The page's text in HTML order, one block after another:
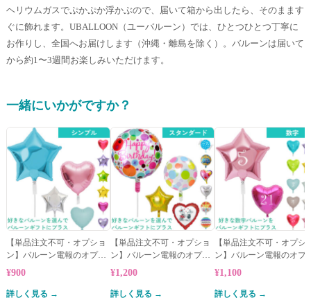
ヘリウムガスでぷかぷか浮かぶので、届いて箱から出したら、そのまます
ぐに飾れます。UBALLOON（ユーバルーン）では、ひとつひとつ丁寧に
お作りし、全国へお届けします（沖縄・離島を除く）。バルーンは届いて
から約1〜3週間お楽しみいただけます。
一緒にいかがですか？
【単品注文不可・オプショ
ン】バルーン電報のオプシ
ョン★シンプルバルーン
¥900
詳しく見る →
【単品注文不可・オプショ
ン】バルーン電報のオプシ
ョン★スタンダードバルー
¥1,200
詳しく見る →
【単品注文不可・オプシ
ン】バルーン電報のオプ
ョン★数字バルーン
¥1,100
詳しく見る →